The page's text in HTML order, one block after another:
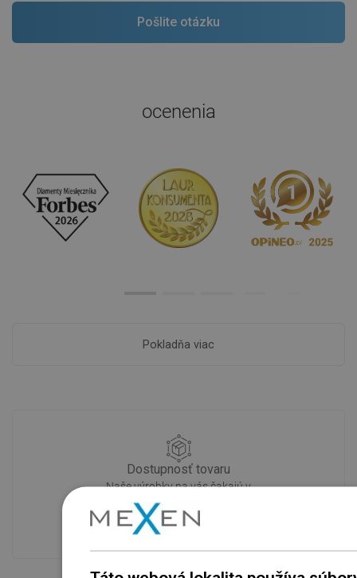
ocenenia
Pokladňa viac
Dostupnosť tovaru
Naše výrobky na vás čakajú v
modernom sklade.Vždy pripravený na
prepravu!